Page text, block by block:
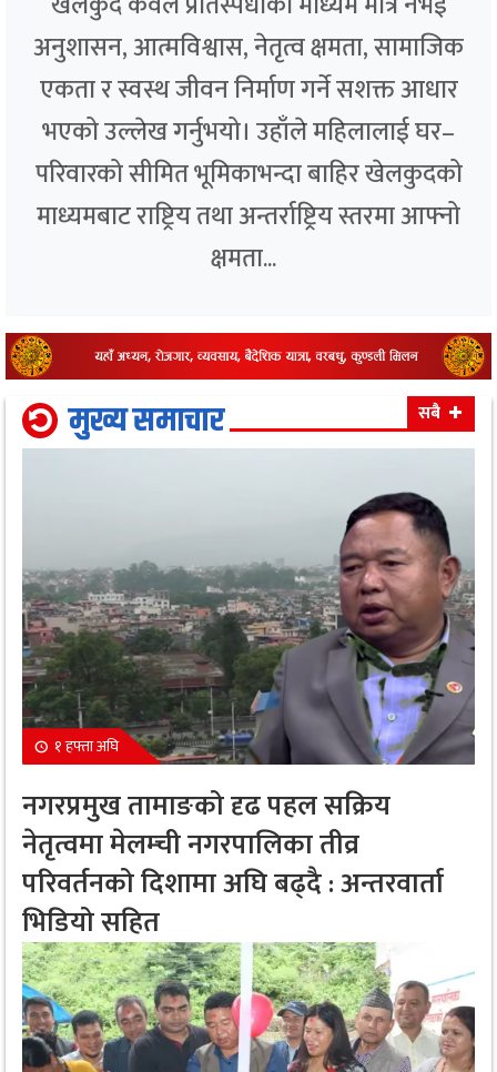
अनुशासन, आत्मविश्वास, नेतृत्व क्षमता, सामाजिक
एकता र स्वस्थ जीवन निर्माण गर्ने सशक्त आधार
भएको उल्लेख गर्नुभयो। उहाँले महिलालाई घर–
परिवारको सीमित भूमिकाभन्दा बाहिर खेलकुदको
माध्यमबाट राष्ट्रिय तथा अन्तर्राष्ट्रिय स्तरमा आफ्नो
क्षमता...
मुख्य समाचार सबै
१ हफ्ता अघि
नगरप्रमुख तामाङको दृढ पहल सक्रिय
नेतृत्वमा मेलम्ची नगरपालिका तीव्र
परिवर्तनको दिशामा अघि बढ्दै : अन्तरवार्ता
भिडियो सहित